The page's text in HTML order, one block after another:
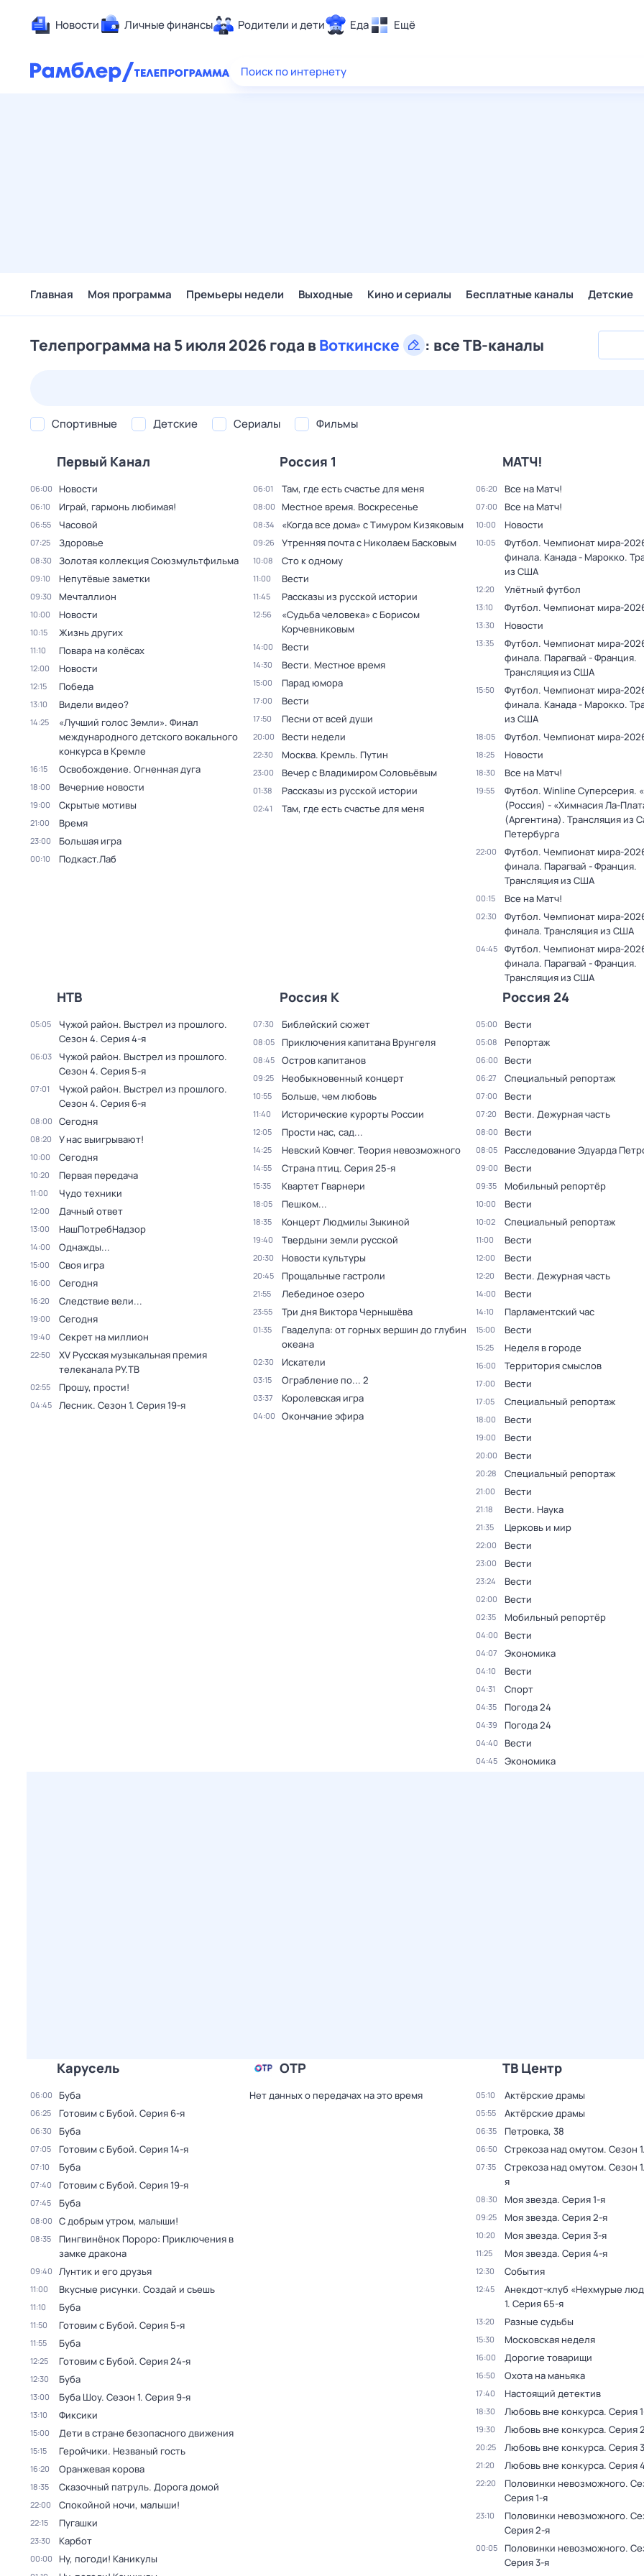
Новости Личные финансы Родители и дети Еда Ещё
Здоровье
Поиск по интернету
Главная Моя программа Премьеры недели Выходные Кино и сериалы Бесплатные каналы Детские
Телепрограмма на 5 июля 2026 года вВоткинске : все ТВ-каналы
Спортивные Детские Сериалы Фильмы
Первый Канал
06:00 Новости
06:10 Играй, гармонь любимая!
06:55 Часовой
07:25 Здоровье
08:30 Золотая коллекция Союзмультфильма
09:10 Непутёвые заметки
09:30 Мечталлион
10:00 Новости
10:15 Жизнь других
11:10 Повара на колёсах
12:00 Новости
12:15 Победа
13:10 Видели видео?
14:25
«Лучший голос Земли». Финал
международного детского вокального
конкурса в Кремле
16:15 Освобождение. Огненная дуга
18:00 Вечерние новости
19:00 Скрытые мотивы
21:00 Время
23:00 Большая игра
00:10 Подкаст.Лаб
Россия 1
06:01 Там, где есть счастье для меня
08:00 Местное время. Воскресенье
08:34 «Когда все дома» с Тимуром Кизяковым
09:26 Утренняя почта с Николаем Басковым
10:08 Сто к одному
11:00 Вести
11:45 Рассказы из русской истории
12:56
«Судьба человека» с Борисом
Корчевниковым
14:00 Вести
14:30 Вести. Местное время
15:00 Парад юмора
17:00 Вести
17:50 Песни от всей души
20:00 Вести недели
22:30 Москва. Кремль. Путин
23:00 Вечер с Владимиром Соловьёвым
01:38 Рассказы из русской истории
02:41 Там, где есть счастье для меня
МАТЧ!
06:20 Все на Матч!
07:00 Все на Матч!
10:00 Новости
10:05
Футбол. Чемпионат мира-
финала. Канада - Марокко.
из США
12:20 Улётный футбол
13:10 Футбол. Чемпионат мира-
13:30 Новости
13:35
Футбол. Чемпионат мира-
финала. Парагвай - Франция.
Трансляция из США
15:50
Футбол. Чемпионат мира-
финала. Канада - Марокко.
из США
18:05 Футбол. Чемпионат мира-
18:25 Новости
18:30 Все на Матч!
19:55
Футбол. Winline Суперсерия.
(Россия) - «Химнасия Ла-
(Аргентина). Трансляция из
Петербурга
22:00
Футбол. Чемпионат мира-
финала. Парагвай - Франция.
Трансляция из США
00:15 Все на Матч!
02:30
Футбол. Чемпионат мира-
финала. Трансляция из США
04:45
Футбол. Чемпионат мира-
финала. Парагвай - Франция.
Трансляция из США
НТВ
05:05 Чужой район. Выстрел из прошлого.
Сезон 4. Серия 4-я
06:03 Чужой район. Выстрел из прошлого.
Сезон 4. Серия 5-я
07:01 Чужой район. Выстрел из прошлого.
Сезон 4. Серия 6-я
08:00 Сегодня
08:20 У нас выигрывают!
10:00 Сегодня
10:20 Первая передача
11:00 Чудо техники
12:00 Дачный ответ
13:00 НашПотребНадзор
14:00 Однажды...
15:00 Своя игра
16:00 Сегодня
16:20 Следствие вели...
19:00 Сегодня
19:40 Секрет на миллион
22:50
XV Русская музыкальная премия
телеканала РУ.ТВ
02:55 Прошу, прости!
04:45 Лесник. Сезон 1. Серия 19-я
Россия К
07:30 Библейский сюжет
08:05 Приключения капитана Врунгеля
08:45 Остров капитанов
09:25 Необыкновенный концерт
10:55 Больше, чем любовь
11:40 Исторические курорты России
12:05 Прости нас, сад...
14:25 Невский Ковчег. Теория невозможного
14:55 Страна птиц. Серия 25-я
15:35 Квартет Гварнери
18:05 Пешком...
18:35 Концерт Людмилы Зыкиной
19:40 Твердыни земли русской
20:30 Новости культуры
20:45 Прощальные гастроли
21:55 Лебединое озеро
23:55 Три дня Виктора Чернышёва
01:35
Гваделупа: от горных вершин до глубин
океана
02:30 Искатели
03:15 Ограбление по... 2
03:37 Королевская игра
04:00 Окончание эфира
Россия 24
05:00 Вести
05:08 Репортаж
06:00 Вести
06:27 Специальный репортаж
07:00 Вести
07:20 Вести. Дежурная часть
08:00 Вести
08:05 Расследование Эдуарда
09:00 Вести
09:35 Мобильный репортёр
10:00 Вести
10:02 Специальный репортаж
11:00 Вести
12:00 Вести
12:20 Вести. Дежурная часть
14:00 Вести
14:10 Парламентский час
15:00 Вести
15:25 Неделя в городе
16:00 Территория смыслов
17:00 Вести
17:05 Специальный репортаж
18:00 Вести
19:00 Вести
20:00 Вести
20:28 Специальный репортаж
21:00 Вести
21:18 Вести. Наука
21:35 Церковь и мир
22:00 Вести
23:00 Вести
23:24 Вести
02:00 Вести
02:35 Мобильный репортёр
04:00 Вести
04:07 Экономика
04:10 Вести
04:31 Спорт
04:35 Погода 24
04:39 Погода 24
04:40 Вести
04:45 Экономика
Карусель
06:00 Буба
06:25 Готовим с Бубой. Серия 6-я
06:30 Буба
07:05 Готовим с Бубой. Серия 14-я
07:10 Буба
07:40 Готовим с Бубой. Серия 19-я
07:45 Буба
08:00 С добрым утром, малыши!
08:35
Пингвинёнок Пороро: Приключения в
замке дракона
09:40 Лунтик и его друзья
11:00 Вкусные рисунки. Создай и съешь
11:10 Буба
11:50 Готовим с Бубой. Серия 5-я
11:55 Буба
12:25 Готовим с Бубой. Серия 24-я
12:30 Буба
13:00 Буба Шоу. Сезон 1. Серия 9-я
13:10 Фиксики
15:00 Дети в стране безопасного движения
15:15 Геройчики. Незваный гость
16:20 Оранжевая корова
18:35 Сказочный патруль. Дорога домой
22:00 Спокойной ночи, малыши!
22:15 Пугашки
23:30 Карбот
00:00 Ну, погоди! Каникулы
ОТР
Нет данных о передачах на это время
ТВ Центр
05:10 Актёрские драмы
05:55 Актёрские драмы
06:35 Петровка, 38
06:50 Стрекоза над омутом. Сезон 1
07:35 Стрекоза над омутом. Сезон 1
я
08:30 Моя звезда. Серия 1-я
09:25 Моя звезда. Серия 2-я
10:20 Моя звезда. Серия 3-я
11:25 Моя звезда. Серия 4-я
12:30 События
12:45
Анекдот-клуб «Нехмурые
1. Серия 65-я
13:20 Разные судьбы
15:30 Московская неделя
16:00 Дорогие товарищи
16:50 Охота на маньяка
17:40 Настоящий детектив
18:30 Любовь вне конкурса. Серия
19:30 Любовь вне конкурса. Серия
20:25 Любовь вне конкурса. Серия
21:20 Любовь вне конкурса. Серия
22:20 Половинки невозможного.
Серия 1-я
23:10 Половинки невозможного.
Серия 2-я
00:05 Половинки невозможного.
Серия 3-я